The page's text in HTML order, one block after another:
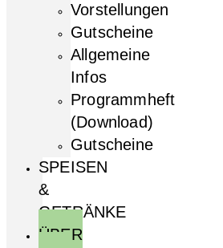
Vorstellungen
Gutscheine
Allgemeine
Infos
Programmheft
(Download)
Gutscheine
SPEISEN
&
GETRÄNKE
ÜBER